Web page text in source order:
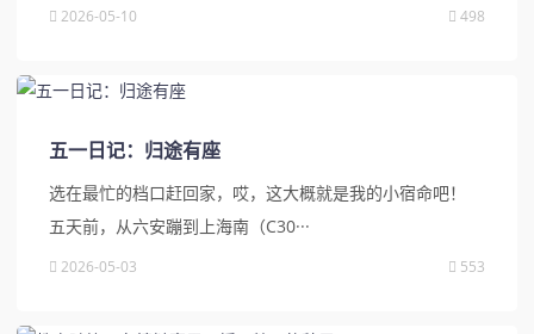
2026-05-10 498
五一日记：归途有座
选在最忙的档口赶回家，哎，这大概就是我的小宿命吧！
五天前，从六安蹦到上海南（C30···
2026-05-03 553